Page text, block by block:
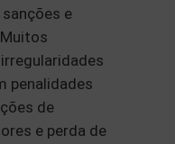
e
penalidades
de
e perda de